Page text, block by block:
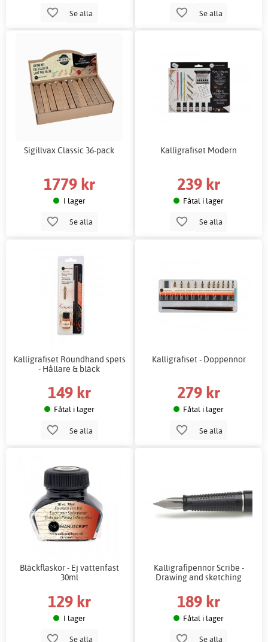
Se alla Se alla
Sigillvax Classic 36-pack
1779 kr
I lager
Se alla
Kalligrafiset Modern
239 kr
Fåtal i lager
Se alla
Kalligrafiset Roundhand spets
- Hållare & bläck
149 kr
Fåtal i lager
Se alla
Kalligrafiset - Doppennor
279 kr
Fåtal i lager
Se alla
Bläckflaskor - Ej vattenfast
30ml
129 kr
I lager
Se alla
Kalligrafipennor Scribe -
Drawing and sketching
189 kr
Fåtal i lager
Se alla